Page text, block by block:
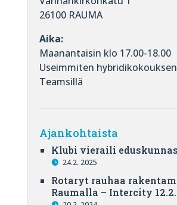
26100 RAUMA
Aika:
Maanantaisin klo 17.00-18.00
Useimmiten
Teamsillä
Ajankohtaista
Klubi vieraili
24.2. 2025
Rotaryt rauhaa
Raumalla – Intercity 12.2.